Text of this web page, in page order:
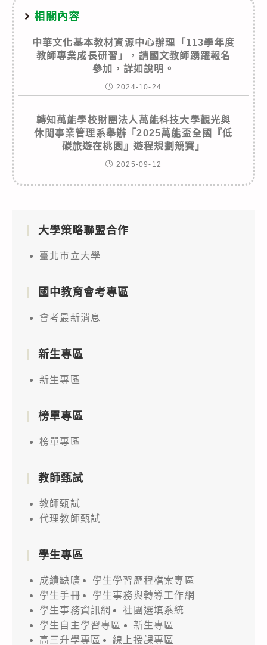
相關內容
中華文化基本教材資源中心辦理「113學年度
教師專業成長研習」，請國文教師踴躍報名
參加，詳如說明。
2024-10-24
轉知萬能學校財團法人萬能科技大學觀光與
休閒事業管理系舉辦「2025萬能盃全國『低
碳旅遊在桃園』遊程規劃競賽」
2025-09-12
大學策略聯盟合作
臺北市立大學
國中教育會考專區
會考最新消息
新生專區
新生專區
榜單專區
榜單專區
教師甄試
教師甄試
代理教師甄試
學生專區
成績缺曠
學生學習歷程檔案專區
學生手冊
學生事務與轉導工作網
學生事務資訊網
社團選填系統
學生自主學習專區
新生專區
高三升學專區
線上授課專區